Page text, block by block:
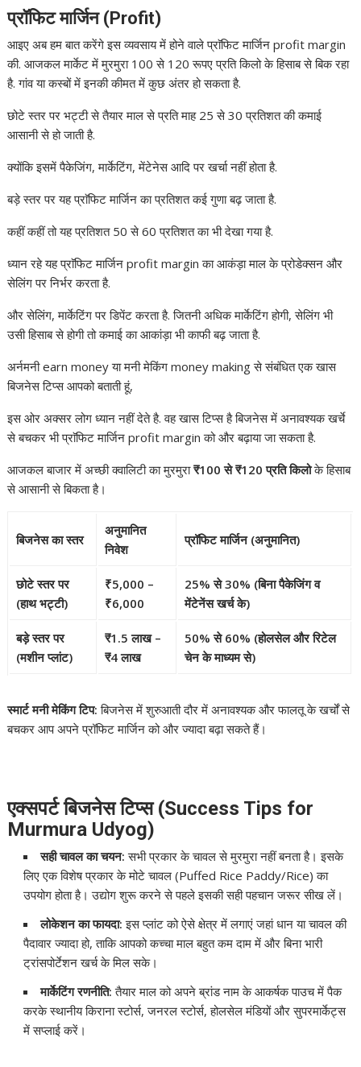
प्रॉफिट मार्जिन (Profit)
आइए अब हम बात करेंगे इस व्यवसाय में होने वाले प्राॅफिट मार्जिन profit margin
की. आजकल मार्केट में मुरमुरा 100 से 120 रूपए प्रति किलो के हिसाब से बिक रहा
है. गांव या कस्बों में इनकी कीमत में कुछ अंतर हो सकता है.
छोटे स्तर पर भट्टी से तैयार माल से प्रति माह 25 से 30 प्रतिशत की कमाई
आसानी से हो जाती है.
क्योंकि इसमें पैकेजिंग, मार्केटिंग, मेंटेनेस आदि पर खर्चा नहीं होता है.
बड़े स्तर पर यह प्राॅफिट मार्जिन का प्रतिशत कई गुणा बढ़ जाता है.
कहीं कहीं तो यह प्रतिशत 50 से 60 प्रतिशत का भी देखा गया है.
ध्यान रहे यह प्राॅफिट मार्जिन profit margin का आकंड़ा माल के प्रोडेक्सन और
सेलिंग पर निर्भर करता है.
और सेलिंग, मार्केटिंग पर डिपेंट करता है. जितनी अधिक मार्केटिंग होगी, सेलिंग भी
उसी हिसाब से होगी तो कमाई का आकांड़ा भी काफी बढ़ जाता है.
अर्नमनी earn money या मनी मेकिंग money making से संबंधित एक खास
बिजनेस टिप्स आपको बताती हूं,
इस ओर अक्सर लोग ध्यान नहीं देते है. वह खास टिप्स है बिजनेस में अनावश्यक खर्चे
से बचकर भी प्राॅफिट मार्जिन profit margin को और बढ़ाया जा सकता है.
आजकल बाजार में अच्छी क्वालिटी का मुरमुरा₹100 से₹120 प्रति किलोके हिसाब
से आसानी से बिकता है।
बिजनेस का स्तर
अनुमानित
निवेश
प्रॉफिट मार्जिन (अनुमानित)
छोटे स्तर पर
(हाथ भट्टी)
₹5,000 –
₹6,000
25% से 30% (बिना पैकेजिंग व
मेंटेनेंस खर्च के)
बड़े स्तर पर
(मशीन प्लांट)
₹1.5 लाख –
₹4 लाख
50% से 60% (होलसेल और रिटेल
चेन के माध्यम से)
स्मार्ट मनी मेकिंग टिप: बिजनेस में शुरुआती दौर में अनावश्यक और फालतू के खर्चों से
बचकर आप अपने प्रॉफिट मार्जिन को और ज्यादा बढ़ा सकते हैं।
एक्सपर्ट बिजनेस टिप्स (Success Tips for
Murmura Udyog)
सही चावल का चयन: सभी प्रकार के चावल से मुरमुरा नहीं बनता है। इसके
लिए एक विशेष प्रकार के मोटे चावल (Puffed Rice Paddy/Rice) का
उपयोग होता है। उद्योग शुरू करने से पहले इसकी सही पहचान जरूर सीख लें।
लोकेशन का फायदा: इस प्लांट को ऐसे क्षेत्र में लगाएं जहां धान या चावल की
पैदावार ज्यादा हो, ताकि आपको कच्चा माल बहुत कम दाम में और बिना भारी
ट्रांसपोर्टेशन खर्च के मिल सके।
मार्केटिंग रणनीति: तैयार माल को अपने ब्रांड नाम के आकर्षक पाउच में पैक
करके स्थानीय किराना स्टोर्स, जनरल स्टोर्स, होलसेल मंडियों और सुपरमार्केट्स
में सप्लाई करें।